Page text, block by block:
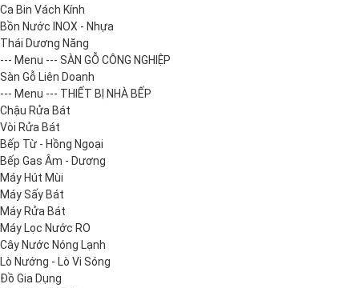
Ca Bin Vách Kính
Bồn Nước INOX - Nhựa
Thái Dương Năng
--- Menu --- SÀN GỖ CÔNG NGHIỆP
Sàn Gỗ Liên Doanh
--- Menu --- THIẾT BỊ NHÀ BẾP
Chậu Rửa Bát
Vòi Rửa Bát
Bếp Từ - Hồng Ngoại
Bếp Gas Âm - Dương
Máy Hút Mùi
Máy Sấy Bát
Máy Rửa Bát
Máy Lọc Nước RO
Cây Nước Nóng Lạnh
Lò Nướng - Lò Vi Sóng
Đồ Gia Dụng